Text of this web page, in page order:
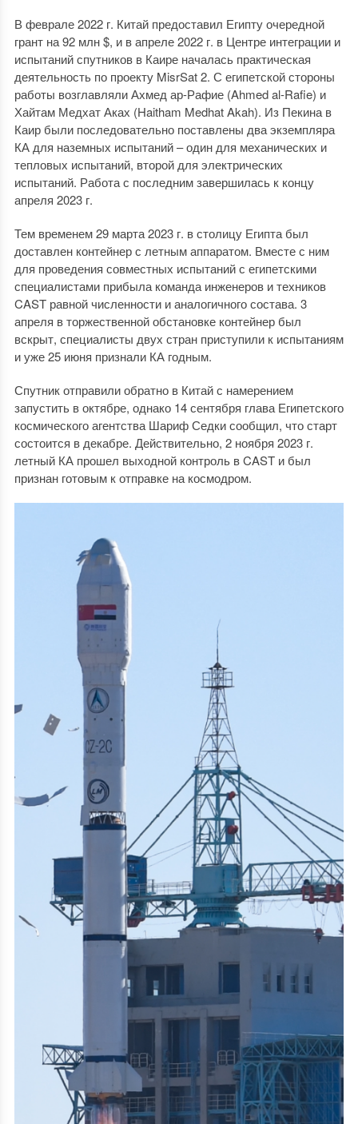
В феврале 2022 г. Китай предоставил Египту очередной
грант на 92 млн $, и в апреле 2022 г. в Центре интеграции и
испытаний спутников в Каире началась практическая
деятельность по проекту MisrSat 2. С египетской стороны
работы возглавляли Ахмед ар-Рафие (Ahmed al-Rafie) и
Хайтам Медхат Аках (Haitham Medhat Akah). Из Пекина в
Каир были последовательно поставлены два экземпляра
КА для наземных испытаний – один для механических и
тепловых испытаний, второй для электрических
испытаний. Работа с последним завершилась к концу
апреля 2023 г.
Тем временем 29 марта 2023 г. в столицу Египта был
доставлен контейнер с летным аппаратом. Вместе с ним
для проведения совместных испытаний с египетскими
специалистами прибыла команда инженеров и техников
CAST равной численности и аналогичного состава. 3
апреля в торжественной обстановке контейнер был
вскрыт, специалисты двух стран приступили к испытаниям
и уже 25 июня признали КА годным.
Спутник отправили обратно в Китай с намерением
запустить в октябре, однако 14 сентября глава Египетского
космического агентства Шариф Седки сообщил, что старт
состоится в декабре. Действительно, 2 ноября 2023 г.
летный КА прошел выходной контроль в CAST и был
признан готовым к отправке на космодром.